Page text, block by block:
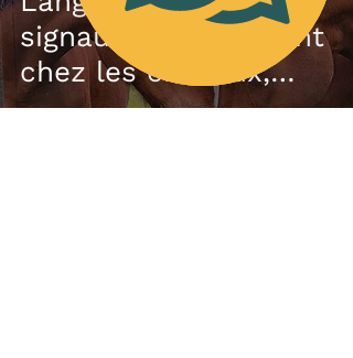
signaux d'apaisement
chez les chevaux,
Rachaël Draaisma